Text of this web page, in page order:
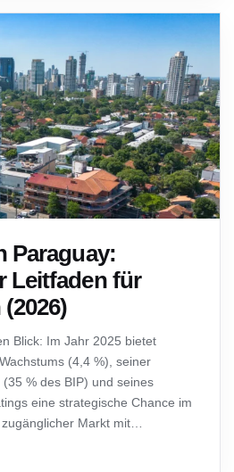
Paraguay:
Leitfaden für
Blick: Im Jahr 2025 bietet
(4,4 %), seiner
% des BIP) und seines
eine strategische Chance im
Markt mit